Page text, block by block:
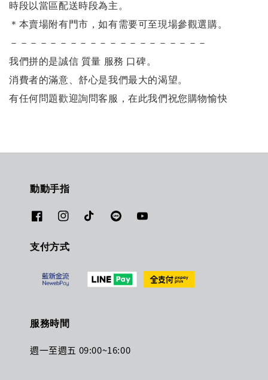
時段以當區配送時段為主。
＊本賣場附有門市，如有需要可至現場參觀選購。
－－－－－－－－－－－－－－－－－－－－
我們拼的是誠信 質量 服務 口碑。
消費者的滿意、舒心是我們最大的渴望。
有任何問題歡迎詢問客服，在此我們祝您購物愉快
動動手指
支付方式
服務時間
週一至週五 09:00~16:00